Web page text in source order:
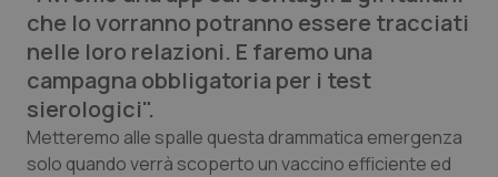
Friuli Venezia Giulia
Lazio
Liguria
Dermatite Atopica
Diabete & glucometri
Disturbi dell’umore
che lo vorranno potranno essere tracciati
nelle loro relazioni. E faremo una
campagna obbligatoria per i test
sierologici".
Metteremo alle spalle questa drammatica emergenza
solo quando verrà scoperto un vaccino efficiente ed